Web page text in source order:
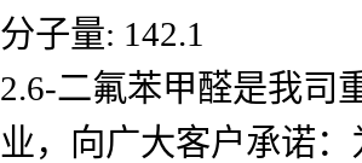
分子量: 142.1
2.6-二氟苯甲醛是我司
业，向广大客户承诺